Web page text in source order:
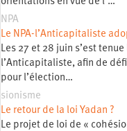
NPA
Le NPA-l’Anticapitaliste
Les 27 et 28 juin s’est
l’Anticapitaliste, afin de
pour l’élection…
sionisme
Le retour de la loi Yadan ?
Le projet de loi de «